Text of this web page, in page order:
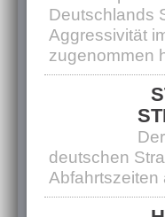
Deutschlands
Aggressivität
zugenommen
deutschen
Abfahrtszeiten